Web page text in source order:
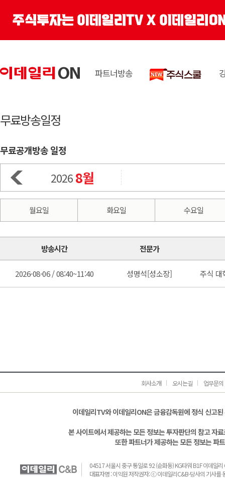
파트너방송
무료방송일정
무료공개방송 일정
20268월
월요일 화요일 수요일
방송시간 전문가
2026-08-06 / 08:40~11:40 성명석[성소장] 주식 대
회사소개 오시는길 업무문의
이데일리TV와 이데일리ON은 금융감독원에 정식 신고
본 사이트에서 제공하는 모든 정보는 투자판단의 참고 자
또한 파트너가 제공하는 모든 정보는 파
04517 서울시 중구 통일로 92 (순화동) KG타워 B1F 이데일
대표자명 : 이익원 저작권자: ⓒ 이데일리C&B-당사의 기사를